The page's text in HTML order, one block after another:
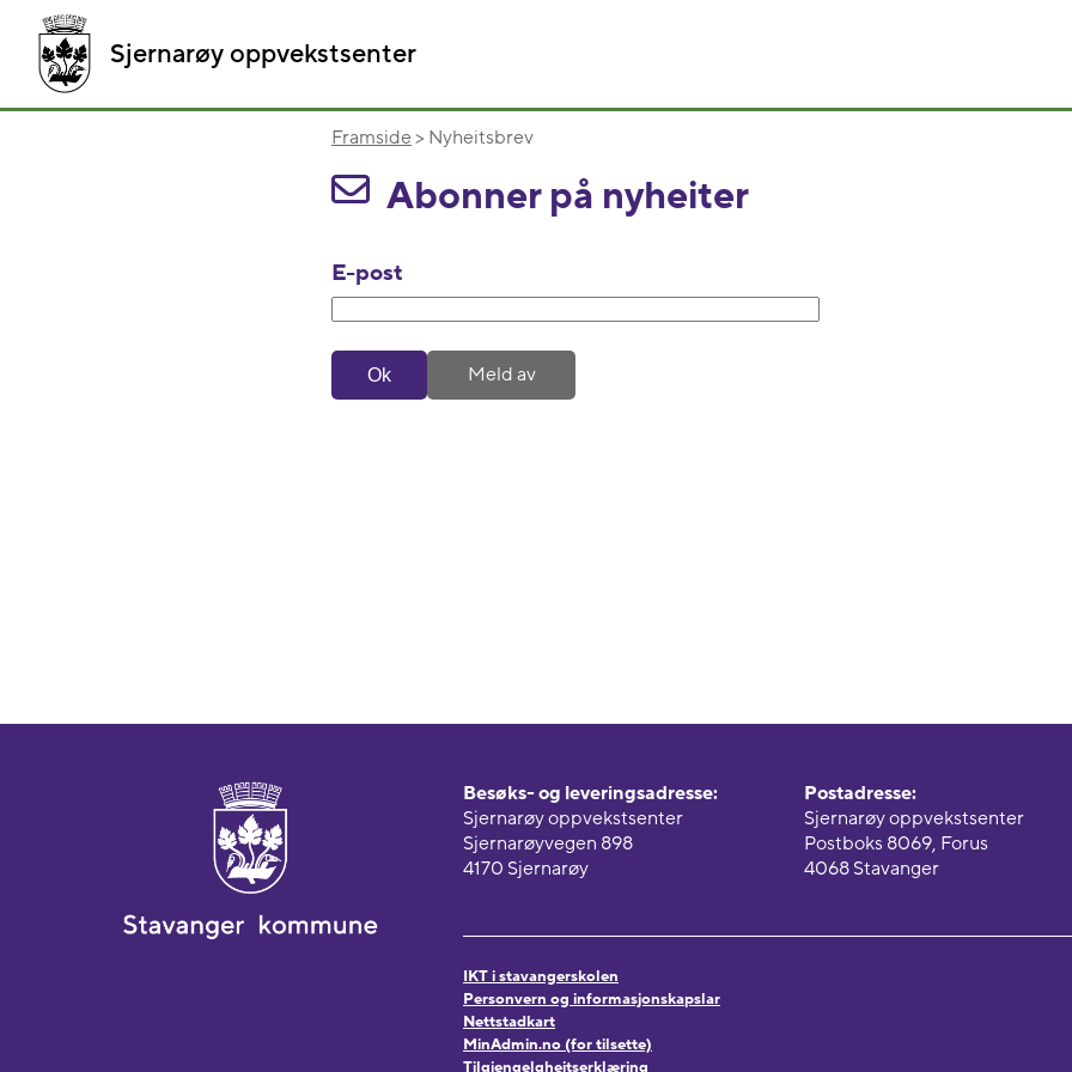
Sjernarøy oppvekstsenter
Framside > Nyheitsbrev
Abonner på nyheiter
E-post
Meld av
Besøks- og leveringsadresse:
Sjernarøy oppvekstsenter
Sjernarøyvegen 898
4170 Sjernarøy
Postadresse:
Sjernarøy oppvekstsenter
Postboks 8069, Forus
4068 Stavanger
IKT i stavangerskolen
Personvern og informasjonskapslar
Nettstadkart
MinAdmin.no (for tilsette)
Tilgjengelgheitserklæring